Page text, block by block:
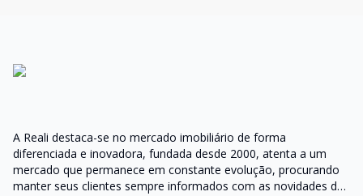
A Reali destaca-se no mercado imobiliário de forma
diferenciada e inovadora, fundada desde 2000, atenta a um
mercado que permanece em constante evolução, procurando
manter seus clientes sempre informados com as novidades do